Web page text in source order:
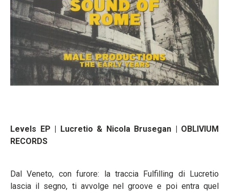
Levels EP | Lucretio & Nicola Brusegan | OBLIVIUM
RECORDS
Dal Veneto, con furore: la traccia Fulfilling di Lucretio
lascia il segno, ti avvolge nel groove e poi entra quel